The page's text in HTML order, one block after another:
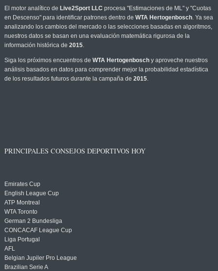
El motor analítico de Live2Sport LLC procesa "Estimaciones de ML" y "Cuotas
en Descenso" para identificar patrones dentro de WTA Hertogenbosch. Ya sea
analizando los cambios del mercado o las selecciones basadas en algoritmos,
nuestros datos se basan en una evaluación matemática rigurosa de la
información histórica de 2015.
Siga los próximos encuentros de WTA Hertogenboschy aproveche nuestros
análisis basados en datos para comprender mejor la probabilidad estadística
de los resultados futuros durante la campaña de 2015.
PRINCIPALES CONSEJOS DEPORTIVOS HOY
Emirates Cup
English League Cup
ATP Montreal
WTA Toronto
German 2 Bundesliga
CONCACAF League Cup
Liga Portugal
AFL
Belgian Jupiler Pro League
Brazilian Serie A